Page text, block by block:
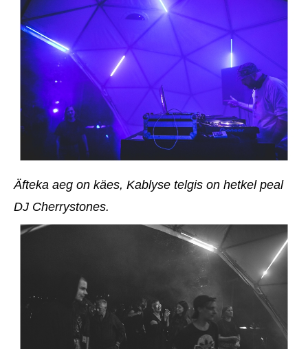
Äfteka aeg on käes, Kablyse telgis on hetkel peal
DJ Cherrystones.